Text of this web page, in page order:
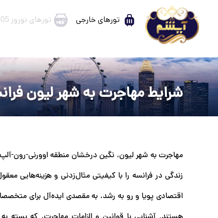
تورهای خارجی تورهای نوروز 1405
شرایط مهاجرت به شهر لیون
مهاجرت به شهر لیون، نگین درخشان منطقه اوورنی-رون-آلپ
زندگی در فرانسه را با کیفیتی مثال‌زدنی و هزینه‌هایی
اقتصادی پویا و رو به رشد، به مقصدی ایده‌آل برای